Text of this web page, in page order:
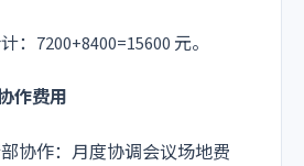
7200+8400=15600 元。
费用
作：月度协调会议场地费